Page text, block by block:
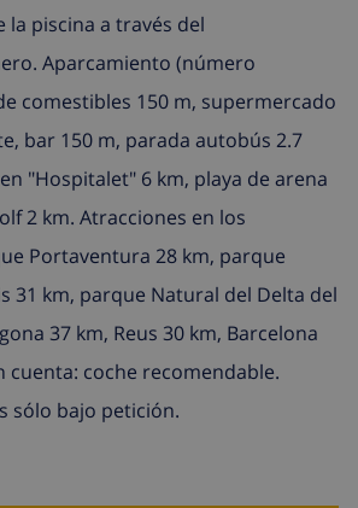
piscina a través del
Aparcamiento (número
comestibles 150 m, supermercado
bar 150 m, parada autobús 2.7
"Hospitalet" 6 km, playa de arena
2 km. Atracciones en los
Portaventura 28 km, parque
31 km, parque Natural del Delta del
37 km, Reus 30 km, Barcelona
cuenta: coche recomendable.
sólo bajo petición.